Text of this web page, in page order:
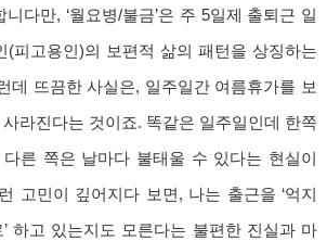
다만, ‘월요병/불금’은 주 5일제 출퇴근 일
(피고용인)의 보편적 삶의 패턴을 상징하는
데 뜨끔한 사실은, 일주일간 여름휴가를 보
라진다는 것이죠. 똑같은 일주일인데 한쪽
른 쪽은 날마다 불태울 수 있다는 현실이
고민이 깊어지다 보면, 나는 출근을 ‘억지
’ 하고 있는지도 모른다는 불편한 진실과 마